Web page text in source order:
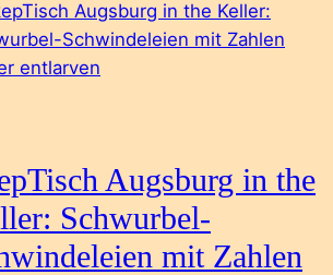
Augsburg in the
Schwurbel-
mit Zahlen